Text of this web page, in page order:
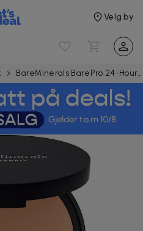
Velg by
BareMinerals BarePro 24-Hour Skin-Perfecting Powder Foundation Light 25 Neutral